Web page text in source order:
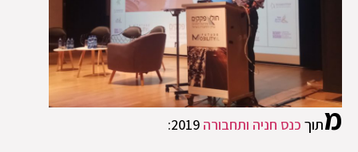
מתוך כנס חניה ותחבורה